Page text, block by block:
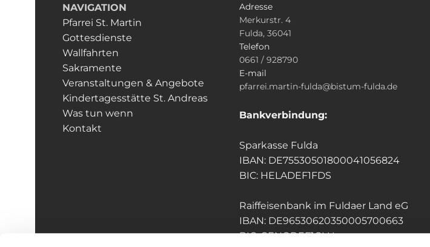
NAVIGATION
Pfarrei St. Martin
Gottesdienste
Wallfahrten
Sakramente
Veranstaltungen & Angebote
Kindertagesstätte St. Andreas
Was tun wenn
Kontakt
Adresse
Merkurstr. 4
Fulda, 36041
Telefon
0661 / 928790
E-mail
pfarrei.martin-fulda@bistum-fulda.de
Bankverbindung:
Sparkasse Fulda
IBAN: DE75530501800041056824
BIC: HELADEF1FDS
Raiffeisenbank im Fuldaer Land eG
IBAN: DE96530620350005700663
BIC: GENODEF1GLU